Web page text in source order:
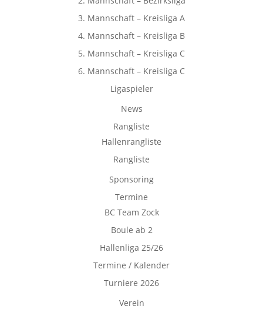
3. Mannschaft – Kreisliga A
4. Mannschaft – Kreisliga B
5. Mannschaft – Kreisliga C
6. Mannschaft – Kreisliga C
Ligaspieler
News
Rangliste
Hallenrangliste
Rangliste
Sponsoring
Termine
BC Team Zock
Boule ab 2
Hallenliga 25/26
Termine / Kalender
Turniere 2026
Verein